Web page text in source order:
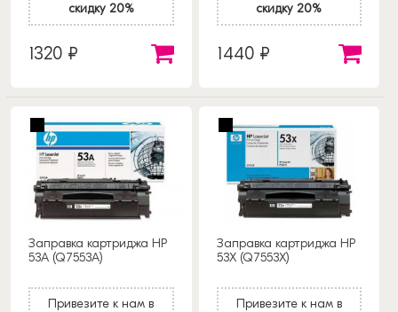
скидку 20%
1320 ₽
скидку 20%
1440 ₽
Заправка картриджа HP
53A (Q7553A)
Привезите к нам в
Заправка картриджа HP
53X (Q7553X)
Привезите к нам в